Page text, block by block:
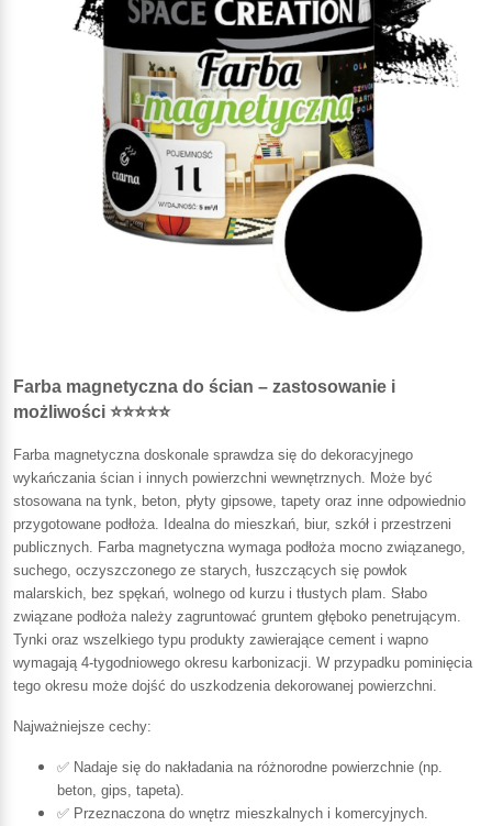
Farba magnetyczna do ścian – zastosowanie i
możliwości ⭐⭐⭐⭐⭐
Farba magnetyczna doskonale sprawdza się do dekoracyjnego
wykańczania ścian i innych powierzchni wewnętrznych. Może być
stosowana na tynk, beton, płyty gipsowe, tapety oraz inne odpowiednio
przygotowane podłoża. Idealna do mieszkań, biur, szkół i przestrzeni
publicznych. Farba magnetyczna wymaga podłoża mocno związanego,
suchego, oczyszczonego ze starych, łuszczących się powłok
malarskich, bez spękań, wolnego od kurzu i tłustych plam. Słabo
związane podłoża należy zagruntować gruntem głęboko penetrującym.
Tynki oraz wszelkiego typu produkty zawierające cement i wapno
wymagają 4-tygodniowego okresu karbonizacji. W przypadku pominięcia
tego okresu może dojść do uszkodzenia dekorowanej powierzchni.
Najważniejsze cechy:
✅ Nadaje się do nakładania na różnorodne powierzchnie (np.
beton, gips, tapeta).
✅ Przeznaczona do wnętrz mieszkalnych i komercyjnych.